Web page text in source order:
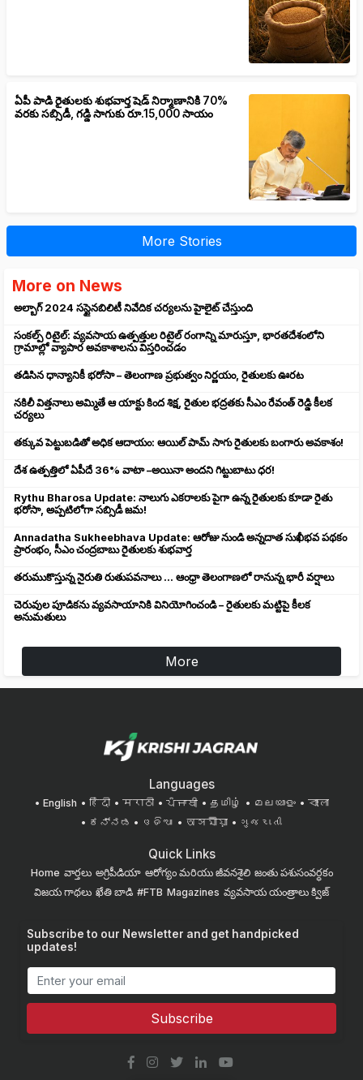
ఏపీ పాడి రైతులకు శుభవార్త షెడ్ నిర్మాణానికి 70%
వరకు సబ్సిడీ, గడ్డి సాగుకు రూ.15,000 సాయం
More Stories
More on News
అల్బాగ్ 2024 సస్టైనబిలిటీ నివేదిక చర్యలను హైలైట్ చేస్తుంది
సంకల్ప్ రిటైల్: వ్యవసాయ ఉత్పత్తుల రిటైల్ రంగాన్ని మారుస్తూ, భారతదేశంలోని
గ్రామాల్లో వ్యాపార అవకాశాలను విస్తరించడం
తడిసిన ధాన్యానికీ భరోసా – తెలంగాణ ప్రభుత్వం నిర్ణయం, రైతులకు ఊరట
నకిలీ విత్తనాలు అమ్మితే ఆ యాక్టు కింద శిక్ష, రైతుల భద్రతకు సీఎం రేవంత్ రెడ్డి కీలక
చర్యలు
తక్కువ పెట్టుబడితో అధిక ఆదాయం: ఆయిల్ పామ్ సాగు రైతులకు బంగారు అవకాశం!
దేశ ఉత్పత్తిలో ఏపీదే 36% వాటా –అయినా అందని గిట్టుబాటు ధర!
Rythu Bharosa Update: నాలుగు ఎకరాలకు పైగా ఉన్న రైతులకు కూడా రైతు
భరోసా, అప్పటిలోగా సబ్సిడీ జమ!
Annadatha Sukheebhava Update: ఆరోజు నుండి అన్నదాత సుఖీభవ పథకం
ప్రారంభం, సీఎం చంద్రబాబు రైతులకు శుభవార్త
తరుముకొస్తున్న నైరుతి రుతుపవనాలు ... ఆంధ్రా తెలంగాణలో రానున్న భారీ వర్షాలు
చెరువుల పూడికను వ్యవసాయానికి వినియోగించండి – రైతులకు మట్టిపై కీలక
అనుమతులు
More
Languages
English हिंदी मराठी ਪੰਜਾਬੀ தமிழ் മലയാളം
বাংলা
ಕನ್ನಡ
ଓଡିଆ অসমীয়া ગુજરાતી
Quick Links
Home వార్తలు అగ్రిపీడియా ఆరోగ్యం మరియు జీవనశైలి జంతు పశుసంవర్ధకం
విజయ గాథలు ఖేతి బాడి #FTB Magazines వ్యవసాయ యంత్రాలు క్విజ్
Subscribe to our Newsletter and get handpicked
updates!
Subscribe